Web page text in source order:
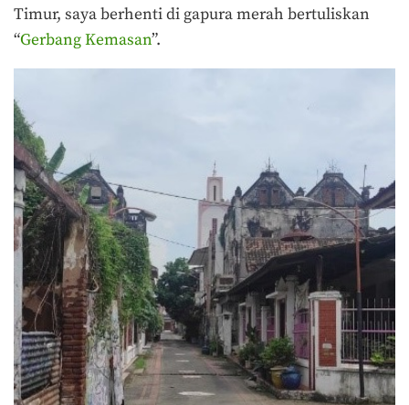
Timur, saya berhenti di gapura merah bertuliskan
“Gerbang Kemasan”.